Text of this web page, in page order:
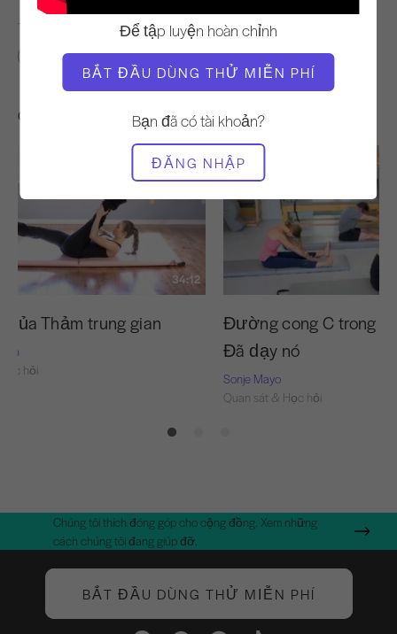
Để tập luyện hoàn chỉnh
BẮT ĐẦU DÙNG THỬ MIỄN PHÍ
Bạn đã có tài khoản?
ĐĂNG NHẬP
TÌM LỚP HỌC TƯƠNG TỰ CHO
20 - 30 phút
Thảm
Các bài tập khác bạn có thể thích
34:12
của Thảm trung gian
hỏi
Đường cong C trong
Đã dạy nó
Sonje Mayo
Quan sát & Học hỏi
Chúng tôi thích đóng góp cho cộng đồng. Xem những
cách chúng tôi đang giúp đỡ.
BẮT ĐẦU DÙNG THỬ MIỄN PHÍ